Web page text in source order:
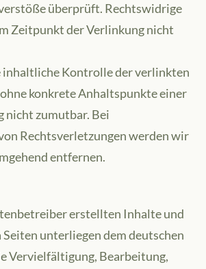
überprüft. Rechtswidrige
Zeitpunkt der Verlinkung nicht
inhaltliche Kontrolle der verlinkten
konkrete Anhaltspunkte einer
nicht zumutbar. Bei
Rechtsverletzungen werden wir
entfernen.
erstellten Inhalte und
Seiten unterliegen dem deutschen
Vervielfältigung, Bearbeitung,